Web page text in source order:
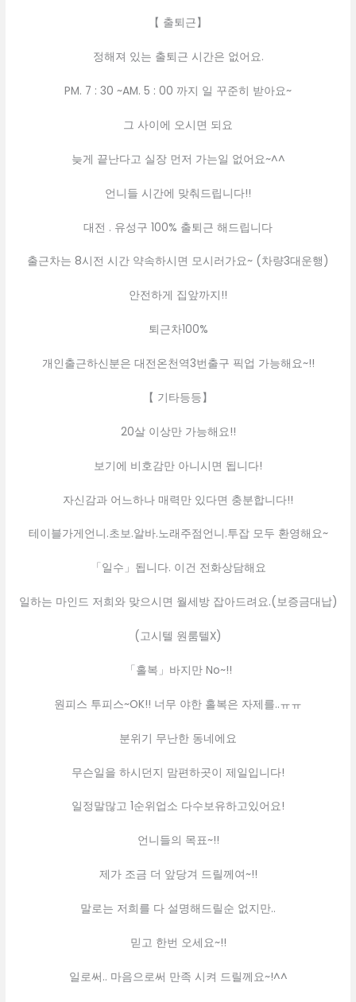
【 출퇴근】
정해져 있는 출퇴근 시간은 없어요.
PM. 7 : 30 ~AM. 5 : 00 까지 일 꾸준히 받아요~
그 사이에 오시면 되요
늦게 끝난다고 실장 먼저 가는일 없어요~^^
언니들 시간에 맞춰드립니다!!
대전 . 유성구 100% 출퇴근 해드립니다
출근차는 8시전 시간 약속하시면 모시러가요~ (차량3대운행)
안전하게 집앞까지!!
퇴근차100%
개인출근하신분은 대전온천역3번출구 픽업 가능해요~!!
【 기타등등】
20살 이상만 가능해요!!
보기에 비호감만 아니시면 됩니다!
자신감과 어느하나 매력만 있다면 충분합니다!!
테이블가게언니.초보.알바.노래주점언니.투잡 모두 환영해요~
「일수」됩니다. 이건 전화상담해요
일하는 마인드 저희와 맞으시면 월세방 잡아드려요.(보증금대납)
(고시텔 원룸텔X)
「홀복」바지만 No~!!
원피스 투피스~OK!! 너무 야한 홀복은 자제를..ㅠㅠ
분위기 무난한 동네에요
무슨일을 하시던지 맘편하곳이 제일입니다!
일정말많고 1순위업소 다수보유하고있어요!
언니들의 목표~!!
제가 조금 더 앞당겨 드릴께여~!!
말로는 저희를 다 설명해드릴순 없지만..
믿고 한번 오세요~!!
일로써.. 마음으로써 만족 시켜 드릴께요~!^^